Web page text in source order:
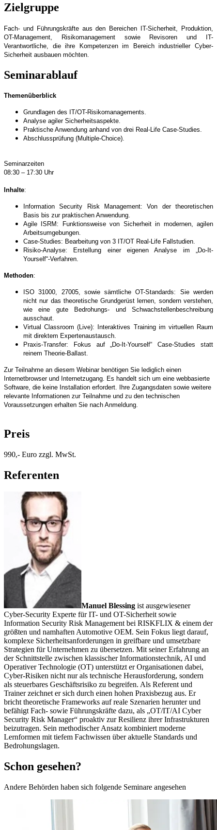
Zielgruppe
Fach- und Führungskräfte aus den Bereichen IT-Sicherheit, Produktion,
OT-Management, Risikomanagement sowie Revisoren und IT-
Verantwortliche, die ihre Kompetenzen im Bereich industrieller Cyber-
Sicherheit ausbauen möchten.
Seminarablauf
Themenüberblick
Grundlagen des IT/OT-Risikomanagements.
Analyse agiler Sicherheitsaspekte.
Praktische Anwendung anhand von drei Real-Life Case-Studies.
Abschlussprüfung (Multiple-Choice).
Seminarzeiten
08:30 – 17:30 Uhr
Inhalte:
Information Security Risk Management: Von der theoretischen
Basis bis zur praktischen Anwendung.
Agile ISRM: Funktionsweise von Sicherheit in modernen, agilen
Arbeitsumgebungen.
Case-Studies: Bearbeitung von 3 IT/OT Real-Life Fallstudien.
Risiko-Analyse: Erstellung einer eigenen Analyse im „Do-It-
Yourself“-Verfahren.
Methoden:
ISO 31000, 27005, sowie sämtliche OT-Standards: Sie werden
nicht nur das theoretische Grundgerüst lernen, sondern verstehen,
wie eine gute Bedrohungs- und Schwachstellenbeschreibung
ausschaut.
Virtual Classroom (Live): Interaktives Training im virtuellen Raum
mit direktem Expertenaustausch.
Praxis-Transfer: Fokus auf „Do-It-Yourself“ Case-Studies statt
reinem Theorie-Ballast.
Zur Teilnahme an diesem Webinar benötigen Sie lediglich einen
Internetbrowser und Internetzugang. Es handelt sich um eine webbasierte
Software, die keine Installation erfordert. Ihre Zugangsdaten sowie weitere
relevante Informationen zur Teilnahme und zu den technischen
Voraussetzungen erhalten Sie nach Anmeldung.
Preis
990,- Euro zzgl. MwSt.
Referenten
Manuel Blessing ist ausgewiesener
Cyber-Security Experte für IT- und OT-Sicherheit sowie
Information Security Risk Management bei RISKFLIX & einem der
größten und namhaften Automotive OEM. Sein Fokus liegt darauf,
komplexe Sicherheitsanforderungen in greifbare und umsetzbare
Strategien für Unternehmen zu übersetzen. Mit seiner Erfahrung an
der Schnittstelle zwischen klassischer Informationstechnik, AI und
Operativer Technologie (OT) unterstützt er Organisationen dabei,
Cyber-Risiken nicht nur als technische Herausforderung, sondern
als steuerbares Geschäftsrisiko zu begreifen. Als Referent und
Trainer zeichnet er sich durch einen hohen Praxisbezug aus. Er
bricht theoretische Frameworks auf reale Szenarien herunter und
befähigt Fach- sowie Führungskräfte dazu, als „OT/IT/AI Cyber
Security Risk Manager“ proaktiv zur Resilienz ihrer Infrastrukturen
beizutragen. Sein methodischer Ansatz kombiniert moderne
Lernformen mit tiefem Fachwissen über aktuelle Standards und
Bedrohungslagen.
Schon gesehen?
Andere Behörden haben sich folgende Seminare angesehen